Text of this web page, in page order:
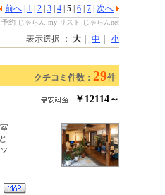
前へ 1 2 3 4 5 6 7 次へ
約-じゃらん my リスト-じゃらんnet
表示選択 ： 大 中 小
クチコミ件数： 29件
￥12114～